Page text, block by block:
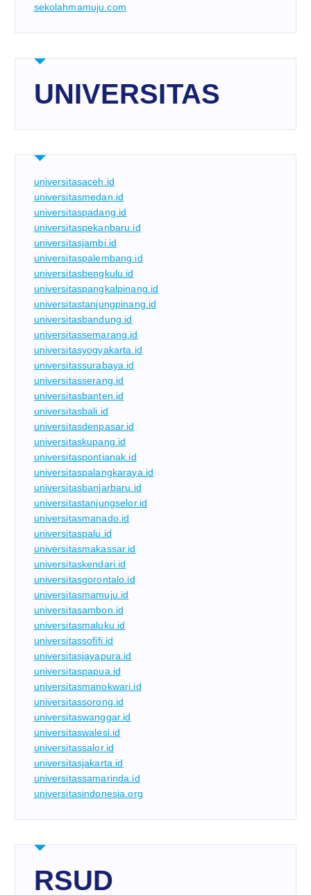
sekolahmamuju.com
UNIVERSITAS
universitasaceh.id
universitasmedan.id
universitaspadang.id
universitaspekanbaru.id
universitasjambi.id
universitaspalembang.id
universitasbengkulu.id
universitaspangkalpinang.id
universitastanjungpinang.id
universitasbandung.id
universitassemarang.id
universitasyogyakarta.id
universitassurabaya.id
universitasserang.id
universitasbanten.id
universitasbali.id
universitasdenpasar.id
universitaskupang.id
universitaspontianak.id
universitaspalangkaraya.id
universitasbanjarbaru.id
universitastanjungselor.id
universitasmanado.id
universitaspalu.id
universitasmakassar.id
universitaskendari.id
universitasgorontalo.id
universitasmamuju.id
universitasambon.id
universitasmaluku.id
universitassofifi.id
universitasjayapura.id
universitaspapua.id
universitasmanokwari.id
universitassorong.id
universitaswanggar.id
universitaswalesi.id
universitassalor.id
universitasjakarta.id
universitassamarinda.id
universitasindonesia.org
RSUD